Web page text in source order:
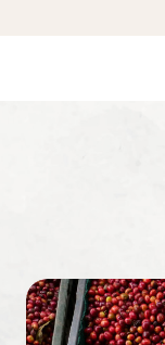
すてきな道
具